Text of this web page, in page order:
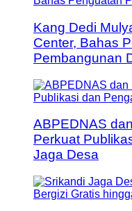
Kang Dedi
Center, Bahas
Pembangunan
ABPEDNAS
Perkuat
Jaga Desa